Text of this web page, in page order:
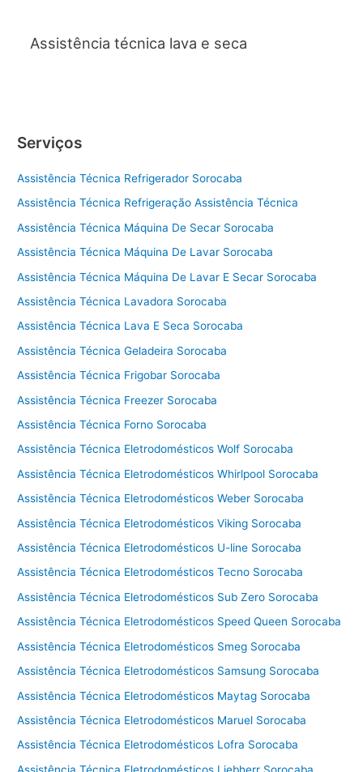
Assistência técnica lava e seca
Serviços
Assistência Técnica Refrigerador Sorocaba
Assistência Técnica Refrigeração Assistência Técnica
Assistência Técnica Máquina De Secar Sorocaba
Assistência Técnica Máquina De Lavar Sorocaba
Assistência Técnica Máquina De Lavar E Secar Sorocaba
Assistência Técnica Lavadora Sorocaba
Assistência Técnica Lava E Seca Sorocaba
Assistência Técnica Geladeira Sorocaba
Assistência Técnica Frigobar Sorocaba
Assistência Técnica Freezer Sorocaba
Assistência Técnica Forno Sorocaba
Assistência Técnica Eletrodomésticos Wolf Sorocaba
Assistência Técnica Eletrodomésticos Whirlpool Sorocaba
Assistência Técnica Eletrodomésticos Weber Sorocaba
Assistência Técnica Eletrodomésticos Viking Sorocaba
Assistência Técnica Eletrodomésticos U-line Sorocaba
Assistência Técnica Eletrodomésticos Tecno Sorocaba
Assistência Técnica Eletrodomésticos Sub Zero Sorocaba
Assistência Técnica Eletrodomésticos Speed Queen Sorocaba
Assistência Técnica Eletrodomésticos Smeg Sorocaba
Assistência Técnica Eletrodomésticos Samsung Sorocaba
Assistência Técnica Eletrodomésticos Maytag Sorocaba
Assistência Técnica Eletrodomésticos Maruel Sorocaba
Assistência Técnica Eletrodomésticos Lofra Sorocaba
Assistência Técnica Eletrodomésticos Liebherr Sorocaba